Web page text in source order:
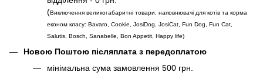
(Виключення великогабаритні товари, наповнювачі для котів та корма
економ класу: Bavaro, Cookie, JosiDog, JosiCat, Fun Dog, Fun Cat,
Salutis, Bosch, Sanabelle, Bon Appetit, Happy life)
Новою Поштою післяплата з передоплатою
мінімальна сума замовлення 500 грн.